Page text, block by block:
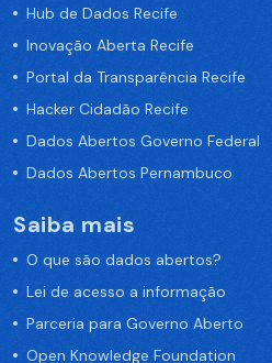
Hub de Dados Recife
Inovação Aberta Recife
Portal da Transparência Recife
Hacker Cidadão Recife
Dados Abertos Governo Federal
Dados Abertos Pernambuco
Saiba mais
O que são dados abertos?
Lei de acesso a informação
Parceria para Governo Aberto
Open Knowledge Foundation